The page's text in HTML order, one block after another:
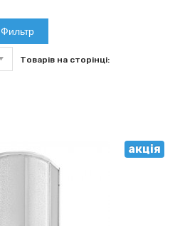
Фильтр
Товарів на сторінці:
акція